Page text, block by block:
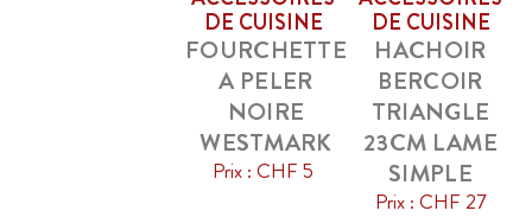
DE CUISINE
FOURCHETTE
A PELER
NOIRE
WESTMARK
Prix : CHF 5
DE CUISINE
HACHOIR
BERCOIR
TRIANGLE
23CM LAME
SIMPLE
Prix : CHF 27